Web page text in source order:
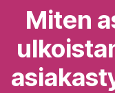
Miten